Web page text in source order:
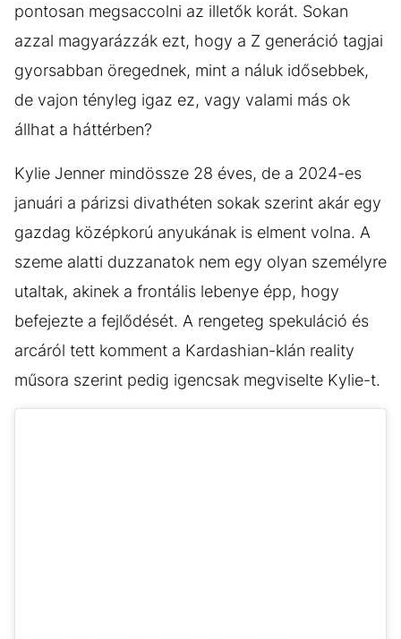
pontosan megsaccolni az illetők korát. Sokan
azzal magyarázzák ezt, hogy a Z generáció tagjai
gyorsabban öregednek, mint a náluk idősebbek,
de vajon tényleg igaz ez, vagy valami más ok
állhat a háttérben?
Kylie Jenner mindössze 28 éves, de a 2024-es
januári a párizsi divathéten sokak szerint akár egy
gazdag középkorú anyukának is elment volna. A
szeme alatti duzzanatok nem egy olyan személyre
utaltak, akinek a frontális lebenye épp, hogy
befejezte a fejlődését. A rengeteg spekuláció és
arcáról tett komment a Kardashian-klán reality
műsora szerint pedig igencsak megviselte Kylie-t.